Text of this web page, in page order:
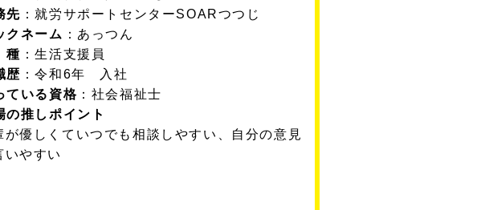
先 ： 就労サポートセンターSOARつつじ
クネーム ： あっつん
：生活支援員
歴 ：令和6年 入社
ている資格 ： 社会福祉士
の推しポイント
が優しくていつでも相談しやすい、自分の意見
いやすい